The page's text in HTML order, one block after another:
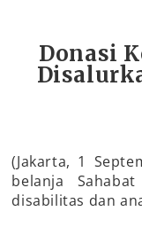
Donasi
(Jakarta, 1
belanja
disabilitas dan